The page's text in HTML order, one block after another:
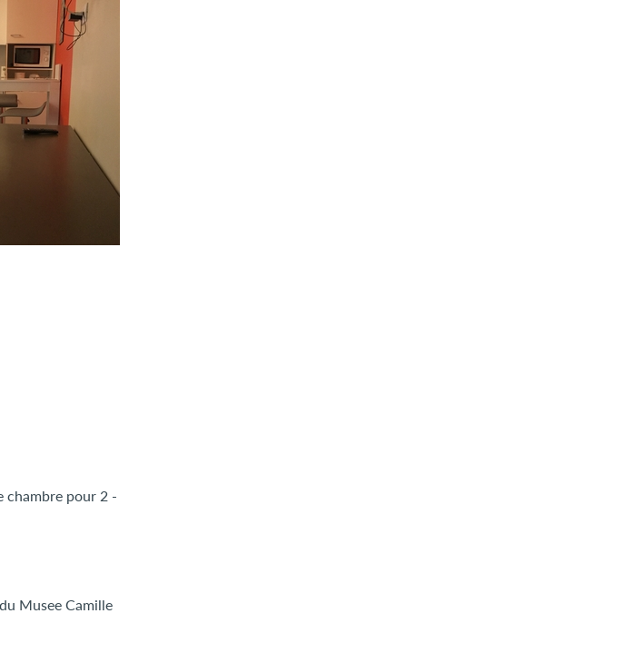
chambre pour 2 -
Musee Camille